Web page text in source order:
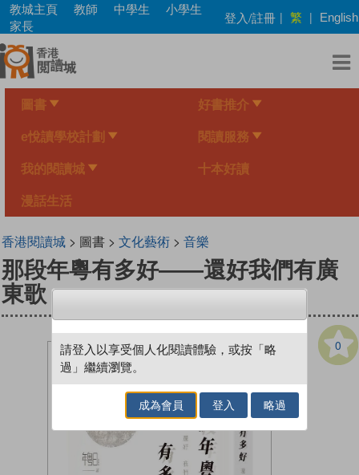
Skip
main
content
教城主頁 教師 中學生
小學生
家長
登入/註冊 | 繁 | English
圖書 好書推介
e悅讀學校計劃 閱讀服務
我的閱讀城 十本好讀
漫話生活
香港閱讀城> 圖書 > 文化藝術> 音樂
那段年粵有多好——還好我們有廣
東歌
0
請登入以享受個人化閱讀體驗，或按「略
過」繼續瀏覽。
成為會員 登入 略過